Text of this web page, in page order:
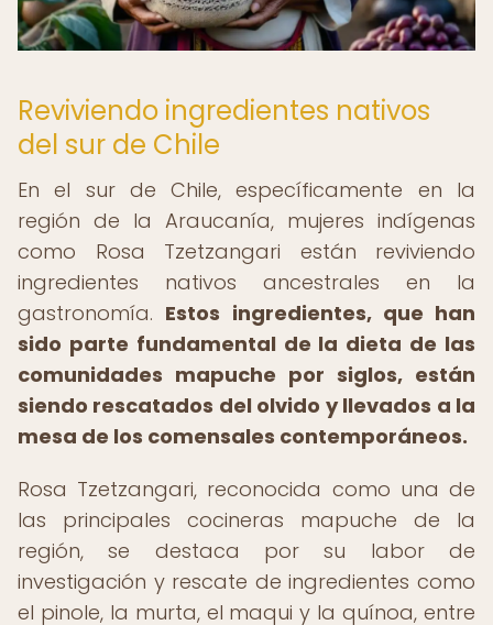
Reviviendo ingredientes nativos
del sur de Chile
En el sur de Chile, específicamente en la
región de la Araucanía, mujeres indígenas
como Rosa Tzetzangari están reviviendo
ingredientes nativos ancestrales en la
gastronomía. Estos ingredientes, que han
sido parte fundamental de la dieta de las
comunidades mapuche por siglos, están
siendo rescatados del olvido y llevados a la
mesa de los comensales contemporáneos.
Rosa Tzetzangari, reconocida como una de
las principales cocineras mapuche de la
región, se destaca por su labor de
investigación y rescate de ingredientes como
el pinole, la murta, el maqui y la quínoa, entre